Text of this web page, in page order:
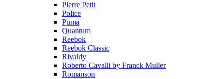
Pierre Petit
Police
Puma
Quantum
Reebok
Reebok Classic
Rivaldy
Roberto Cavalli by Franck Muller
Romanson